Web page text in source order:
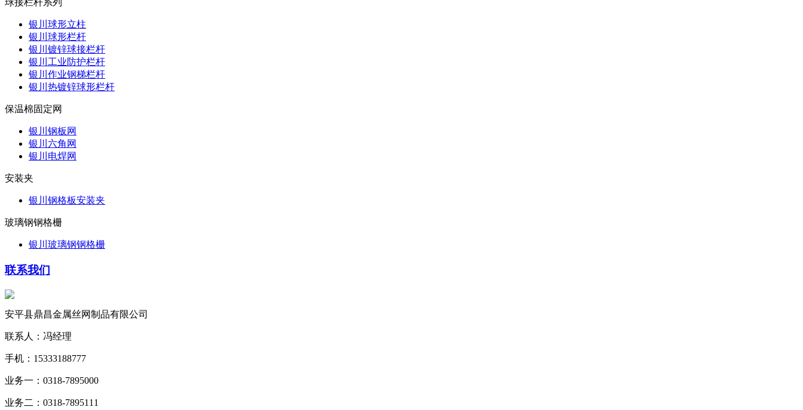
球接栏杆系列
银川球形立柱
银川球形栏杆
银川镀锌球接栏杆
银川工业防护栏杆
银川作业钢梯栏杆
银川热镀锌球形栏杆
保温棉固定网
银川钢板网
银川六角网
银川电焊网
安装夹
银川钢格板安装夹
玻璃钢钢格栅
银川玻璃钢钢格栅
联系我们
安平县鼎昌金属丝网制品有限公司
联系人：冯经理
手机：15333188777
业务一：0318-7895000
业务二：0318-7895111